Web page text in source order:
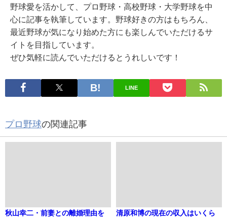
野球愛を活かして、プロ野球・高校野球・大学野球を中
心に記事を執筆しています。野球好きの方はもちろん、
最近野球が気になり始めた方にも楽しんでいただけるサ
イトを目指しています。
ぜひ気軽に読んでいただけるとうれしいです！
LINE
プロ野球の関連記事
秋山幸二・前妻との離婚理由を
清原和博の現在の収入はいくら